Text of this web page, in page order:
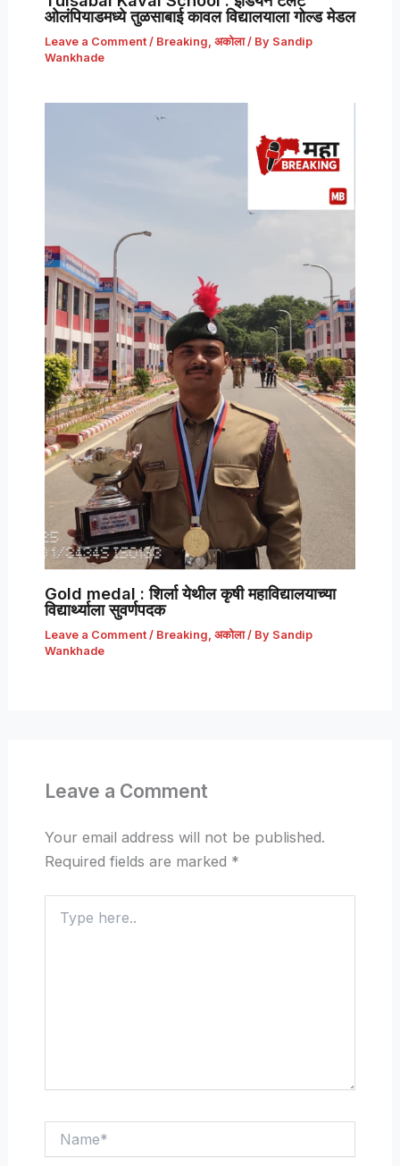
ओलंपियाडमध्ये तुळसाबाई कावल विद्यालयाला गोल्ड मेडल
Leave a Comment / Breaking अकोला/ By Sandip
Wankhade
Gold medal : शिर्ला येथील कृषी महाविद्यालयाच्या
विद्यार्थ्याला सुवर्णपदक
Leave a Comment / Breaking अकोला/ By Sandip
Wankhade
Leave a Comment
Your email address will not be published.
Required fields are marked *
here..